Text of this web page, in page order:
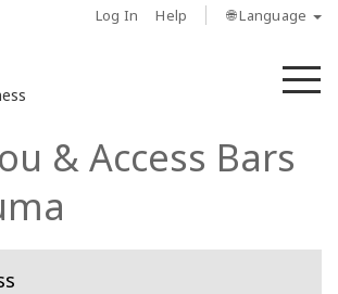
Log In Help 🌐 Language
& Access Bars